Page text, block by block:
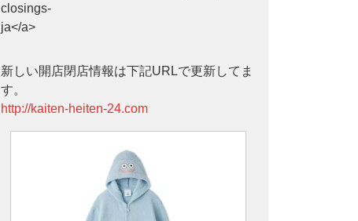
closings-
ja</a>
新しい開店閉店情報は下記URLで更新してま
す。
http://kaiten-heiten-24.com